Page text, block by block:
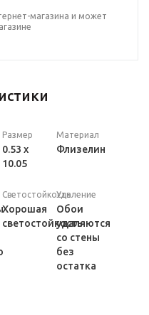
магазина и может
Размер
0.53 x
10.05
Материал
Флизелин
Светостойкость
Хорошая
светостойкость
Удаление
Обои
удаляются
со стены
без
остатка